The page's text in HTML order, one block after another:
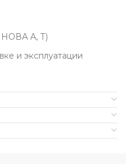
НОВА А, Т)
и эксплуатации